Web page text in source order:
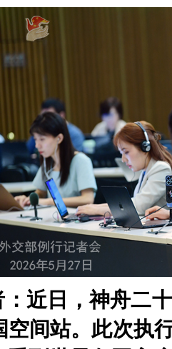
：近日，神舟二
空间站。此次执